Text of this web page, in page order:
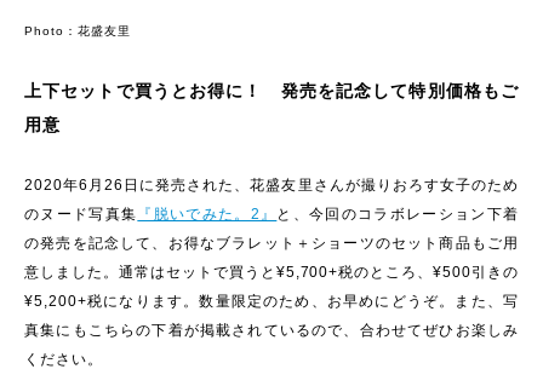
Photo：花盛友里
上下セットで買うとお得に！ 発売を記念して特別価格もご
用意
2020年6月26日に発売された、花盛友里さんが撮りおろす女子のため
のヌード写真集 『脱いでみた。2』
と、今回のコラボレーション下着
の発売を記念して、お得なブラレット＋ショーツのセット商品もご用
意しました。通常はセットで買うと¥5,700+税のところ、¥500引きの
¥5,200+税になります。数量限定のため、お早めにどうぞ。また、写
真集にもこちらの下着が掲載されているので、合わせてぜひお楽しみ
ください。